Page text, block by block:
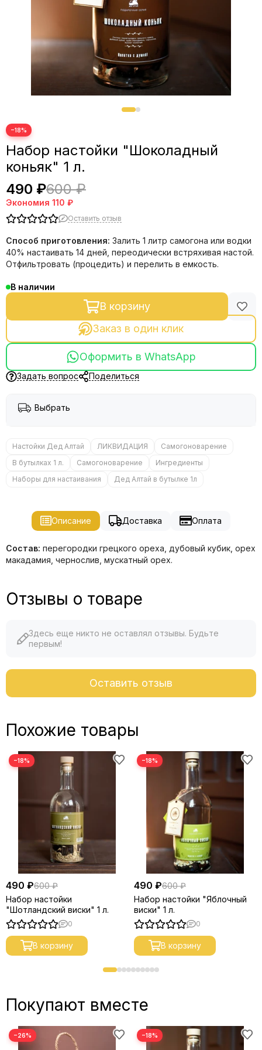
−18%
Набор настойки "Шоколадный
коньяк" 1 л.
490 ₽600 ₽
Экономия 110 ₽
Оставить отзыв
Способ приготовления: Залить 1 литр самогона или водки
40% настаивать 14 дней, переодически встряхивая настой.
Отфильтровать (процедить) и перелить в емкость.
В наличии
В корзину
Заказ в один клик
Оформить в WhatsApp
Задать вопрос Поделиться
Выбрать
Настойки Дед Алтай ЛИКВИДАЦИЯ
Самогоноварение
В бутылках 1 л.
Самогоноварение
Ингредиенты
Наборы для настаивания
Дед Алтай в бутылке 1л
Описание Доставка Оплата
Состав: перегородки грецкого ореха, дубовый кубик, орех
макадамия, чернослив, мускатный орех.
Отзывы о товаре
Здесь еще никто не оставлял отзывы. Будьте
первым!
Оставить отзыв
Похожие товары
−18%
490 ₽600 ₽
Набор настойки
"Шотландский виски" 1 л.
0
В корзину
−18%
490 ₽600 ₽
Набор настойки "Яблочный
виски" 1 л.
0
В корзину
Покупают вместе
−26% −18%